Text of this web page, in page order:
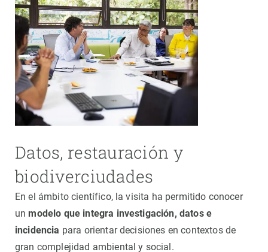
Datos, restauración y
biodiverciudades
En el ámbito científico, la visita ha permitido conocer
unmodelo que integra investigación, datos e
incidencia para orientar decisiones en contextos de
gran complejidad ambiental y social.